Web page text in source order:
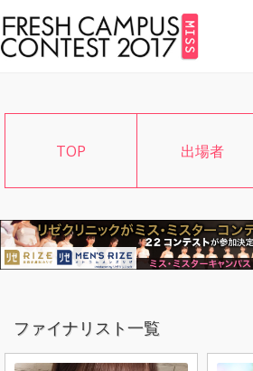
TOP 出場者
ファイナリスト一覧